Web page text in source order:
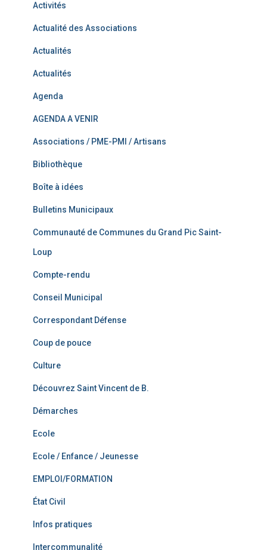
Activités
Actualité des Associations
Actualités
Actualités
Agenda
AGENDA A VENIR
Associations / PME-PMI / Artisans
Bibliothèque
Boîte à idées
Bulletins Municipaux
Communauté de Communes du Grand Pic Saint-
Loup
Compte-rendu
Conseil Municipal
Correspondant Défense
Coup de pouce
Culture
Découvrez Saint Vincent de B.
Démarches
Ecole
Ecole / Enfance / Jeunesse
EMPLOI/FORMATION
État Civil
Infos pratiques
Intercommunalité